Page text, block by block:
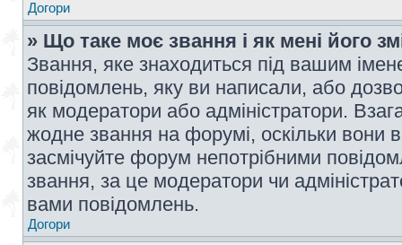
Догори
» Що таке моє звання і як мені його
Звання, яке знаходиться під вашим
повідомлень, яку ви написали, або
як модератори або адміністратори.
жодне звання на форумі, оскільки вони
засмічуйте форум непотрібними
звання, за це модератори чи
вами повідомлень.
Догори